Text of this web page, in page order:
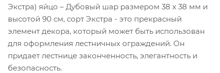
Экстра) яйцо – Дубовый шар размером 38 х 38 мм и
высотой 90 см, сорт Экстра - это прекрасный
элемент декора, который может быть использован
для оформления лестничных ограждений. Он
придает лестнице законченность, элегантность и
безопасность.